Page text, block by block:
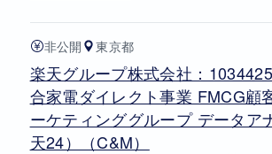
非公開 東京都
楽天グループ株式会社：
合家電ダイレクト事業 FMCG顧
ーケティンググループ データア
天24）（C&M）